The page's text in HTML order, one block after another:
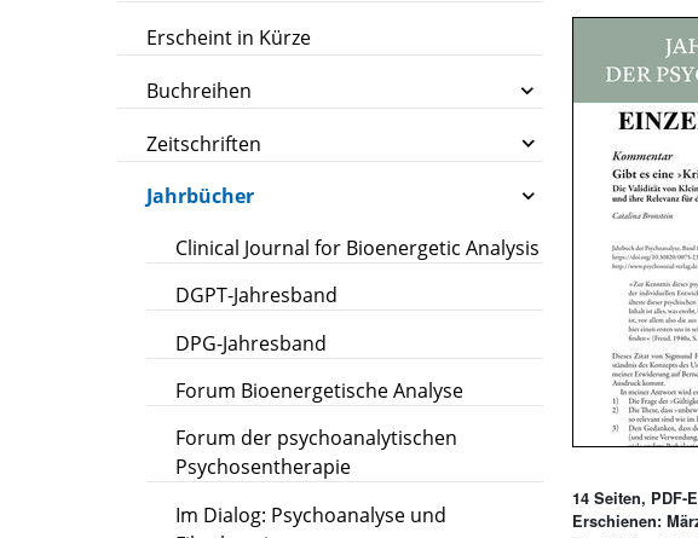
Erscheint in Kürze
Buchreihen
Zeitschriften
Jahrbücher
Clinical Journal for Bioenergetic Analysis
DGPT-Jahresband
DPG-Jahresband
Forum Bioenergetische Analyse
Forum der psychoanalytischen
Psychosentherapie
Im Dialog: Psychoanalyse und
14 Seiten, PDF-
Erschienen: